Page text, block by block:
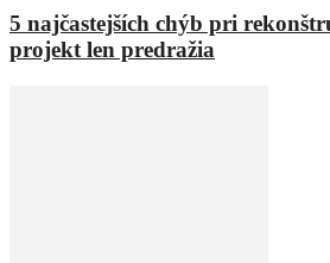
5 najčastejších chýb pri
projekt len predražia